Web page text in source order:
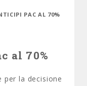
PAC AL 70%
al 70%
per la decisione